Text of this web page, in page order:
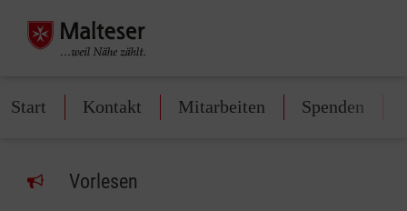
Start Kontakt Mitarbeiten Spenden
Vorlesen